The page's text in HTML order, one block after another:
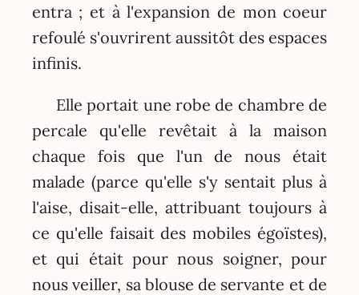
entra ; et à l'expansion de mon coeur
refoulé s'ouvrirent aussitôt des espaces
infinis.
Elle portait une robe de chambre de
percale qu'elle revêtait à la maison
chaque fois que l'un de nous était
malade (parce qu'elle s'y sentait plus à
l'aise, disait-elle, attribuant toujours à
ce qu'elle faisait des mobiles égoïstes),
et qui était pour nous soigner, pour
nous veiller, sa blouse de servante et de